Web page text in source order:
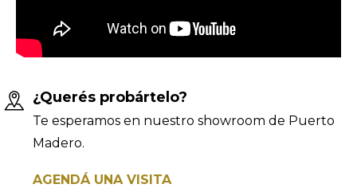
¿Querés probártelo?
Te esperamos en nuestro showroom de Puerto
Madero.
AGENDÁ UNA VISITA